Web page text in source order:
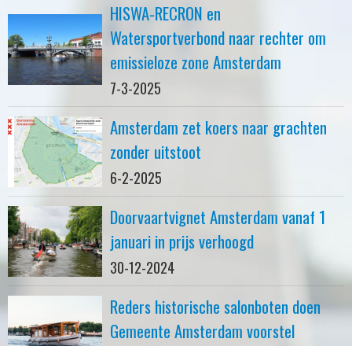
HISWA-RECRON en
Watersportverbond naar rechter om
emissieloze zone Amsterdam
7-3-2025
Amsterdam zet koers naar grachten
zonder uitstoot
6-2-2025
Doorvaartvignet Amsterdam vanaf 1
januari in prijs verhoogd
30-12-2024
Reders historische salonboten doen
Gemeente Amsterdam voorstel